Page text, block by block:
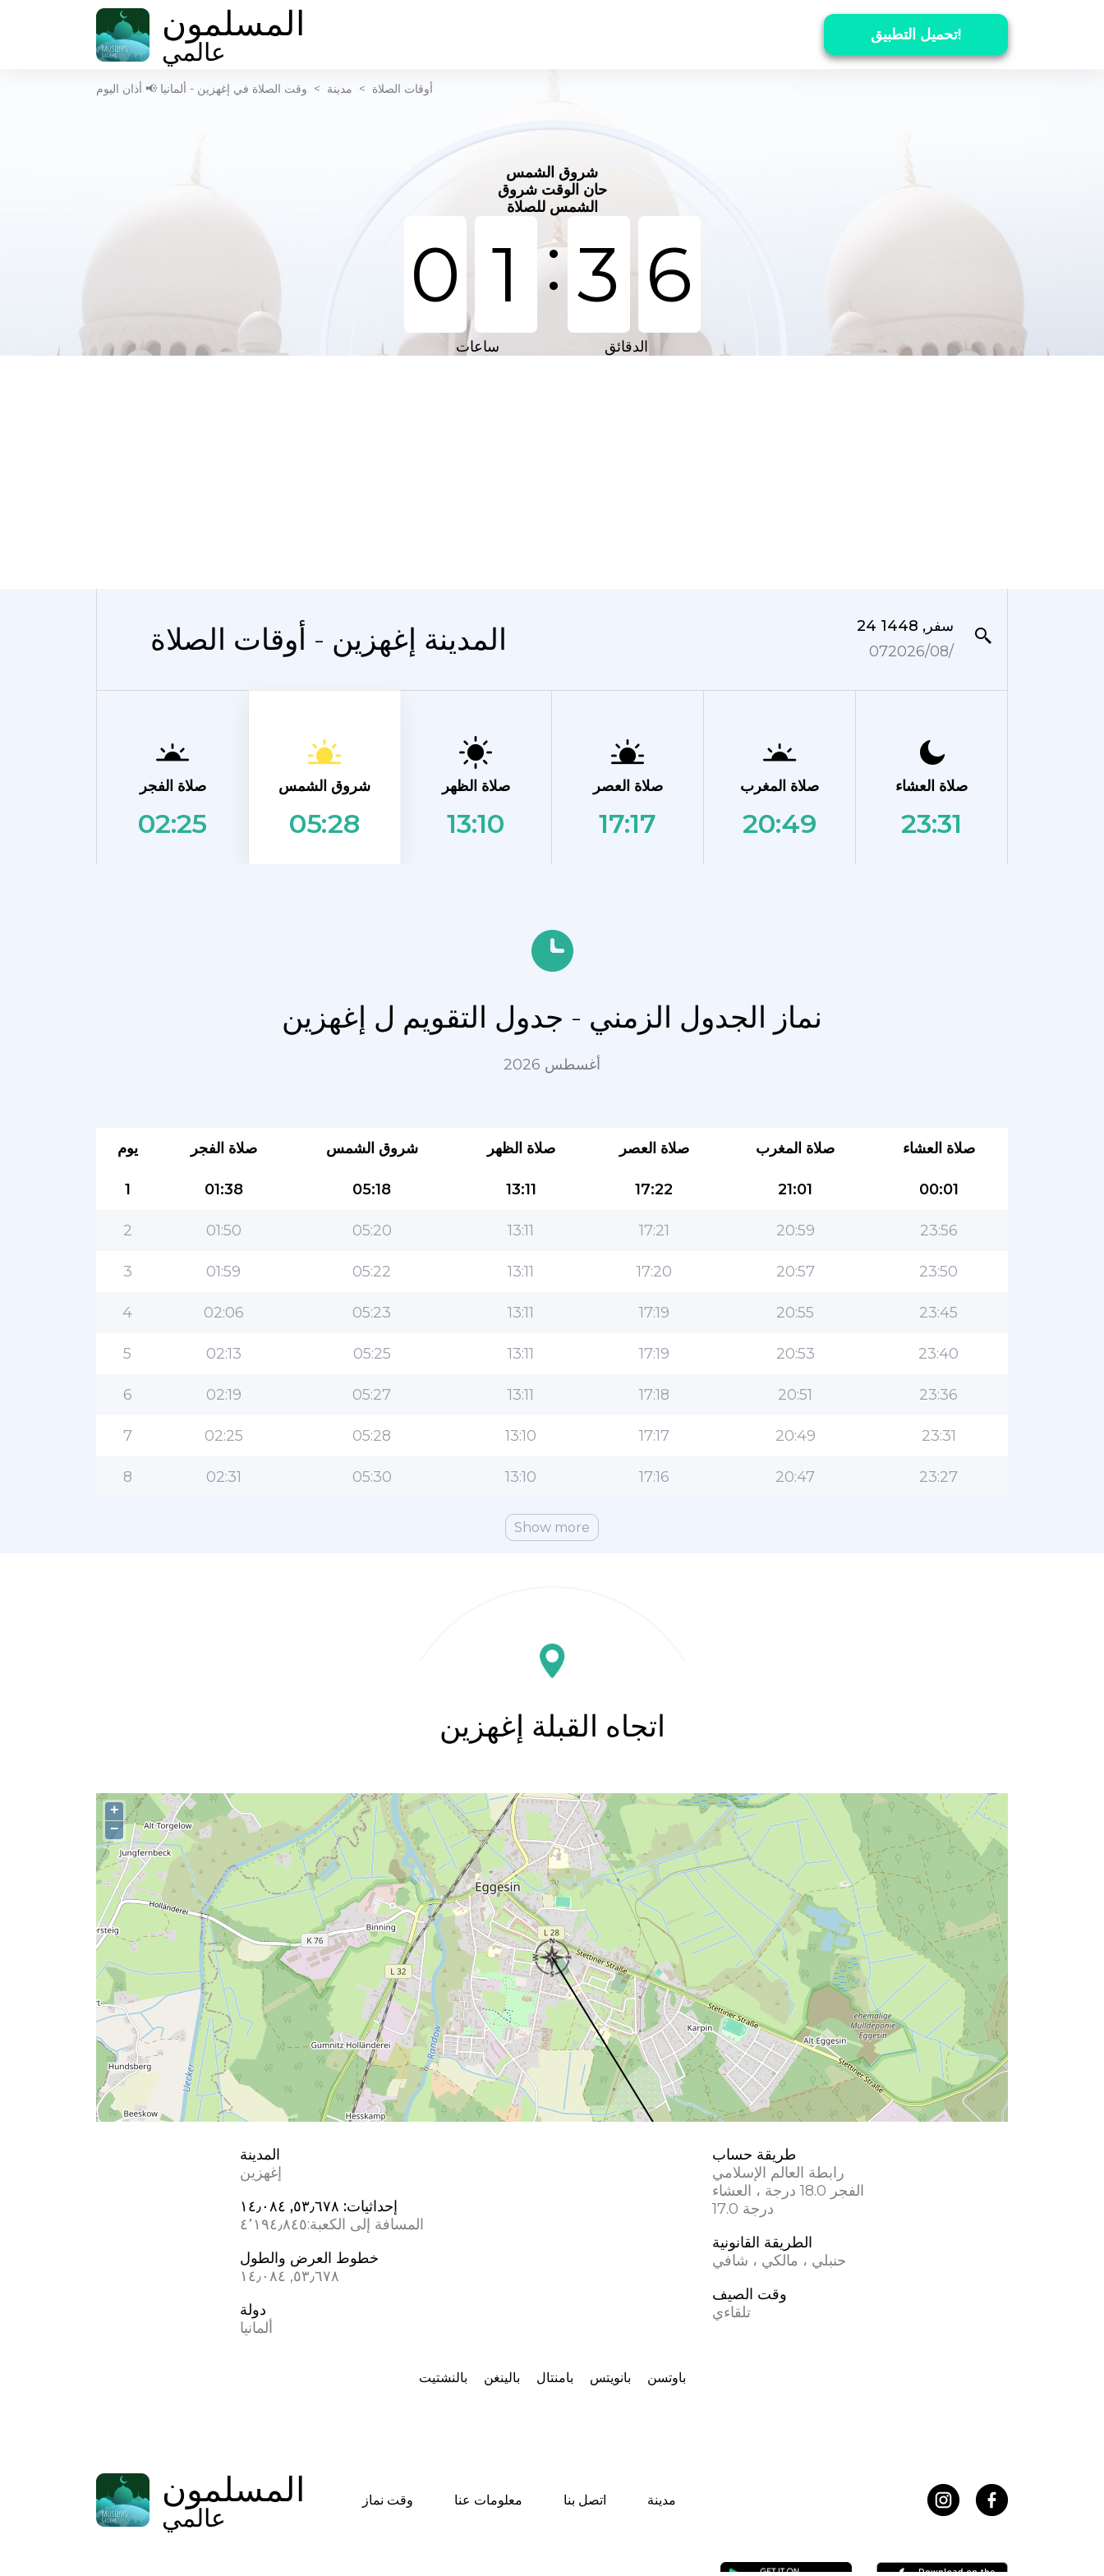
المسلمون
عالمي تحميل التطبيق!
أوقات الصلاة > مدينة > وقت الصلاة في إغهزين - ألمانيا 📢 أذان اليوم
شروق الشمس
حان الوقت شروق
الشمس للصلاة
0 1 :3 6
ساعات الدقائق
المدينة إغهزين - أوقات الصلاة
24 سفر, 1448
07‏/08‏/2026
صلاة الفجر
02:25
شروق الشمس
05:28
صلاة الظهر
13:10
صلاة العصر
17:17
صلاة المغرب
20:49
صلاة العشاء
23:31
نماز الجدول الزمني - جدول التقويم ل إغهزين
أغسطس 2026
يوم صلاة الفجر شروق الشمس صلاة الظهر صلاة العصر صلاة المغرب صلاة العشاء
1 01:38 05:18 13:11 17:22 21:01 00:01
2 01:50 05:20 13:11 17:21 20:59 23:56
3 01:59 05:22 13:11 17:20 20:57 23:50
4 02:06 05:23 13:11 17:19 20:55 23:45
5 02:13 05:25 13:11 17:19 20:53 23:40
6 02:19 05:27 13:11 17:18 20:51 23:36
7 02:25 05:28 13:10 17:17 20:49 23:31
8 02:31 05:30 13:10 17:16 20:47 23:27
Show more
اتجاه القبلة إغهزين
+
−
المدينة
إغهزين
إحداثيات: ٥٣٫٦٧٨, ١٤٫٠٨٤
المسافة إلى الكعبة:٤٬١٩٤٫٨٤٥
خطوط العرض والطول
٥٣٫٦٧٨, ١٤٫٠٨٤
دولة
ألمانيا
طريقة حساب
رابطة العالم الإسلامي
الفجر 18.0 درجة ، العشاء
17.0 درجة
الطريقة القانونية
حنبلي ، مالكي ، شافي
وقت الصيف
تلقاءي
بالنشتيت بالينغن بامنتال بانویتس باوتسن
المسلمون
عالمي وقت نماز معلومات عنا اتصل بنا مدينة
التطبيق الأكثر شعبية للمسلمين!
التطبيق الإسلامي الشهير لنمط الحياة ، مع ميزات سهلة